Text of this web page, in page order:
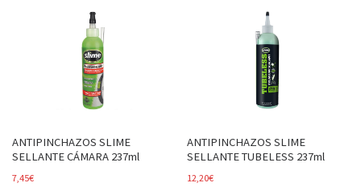
ANTIPINCHAZOS SLIME
SELLANTE CÁMARA 237ml
7,45€
ANTIPINCHAZOS SLIME
SELLANTE TUBELESS 237ml
12,20€